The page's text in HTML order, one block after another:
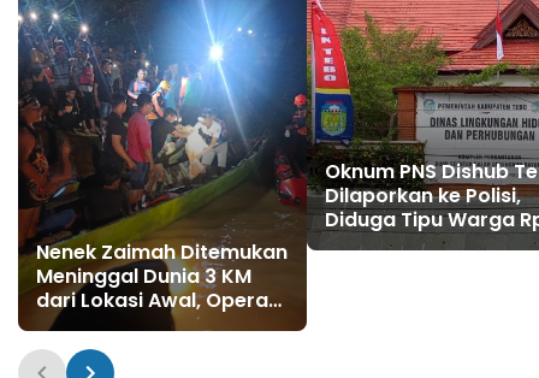
Nenek Zaimah Ditemukan
Meninggal Dunia 3 KM
dari Lokasi Awal, Operasi
SAR Sungai Nalo Tantan
Resmi Ditutup
Oknum PNS Dishub
Dilaporkan ke Polisi,
Diduga Tipu Warga
Juta Modus Janji